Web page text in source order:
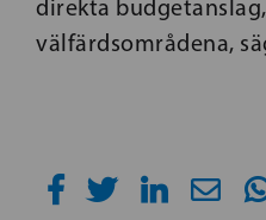
direkta
välfärdsområdena,